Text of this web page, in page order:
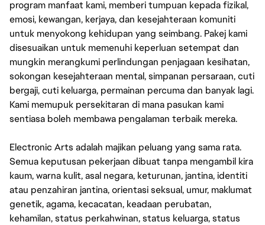
program manfaat kami, memberi tumpuan kepada fizikal,
emosi, kewangan, kerjaya, dan kesejahteraan komuniti
untuk menyokong kehidupan yang seimbang. Pakej kami
disesuaikan untuk memenuhi keperluan setempat dan
mungkin merangkumi perlindungan penjagaan kesihatan,
sokongan kesejahteraan mental, simpanan persaraan, cuti
bergaji, cuti keluarga, permainan percuma dan banyak lagi.
Kami memupuk persekitaran di mana pasukan kami
sentiasa boleh membawa pengalaman terbaik mereka.
Electronic Arts adalah majikan peluang yang sama rata.
Semua keputusan pekerjaan dibuat tanpa mengambil kira
kaum, warna kulit, asal negara, keturunan, jantina, identiti
atau penzahiran jantina, orientasi seksual, umur, maklumat
genetik, agama, kecacatan, keadaan perubatan,
kehamilan, status perkahwinan, status keluarga, status